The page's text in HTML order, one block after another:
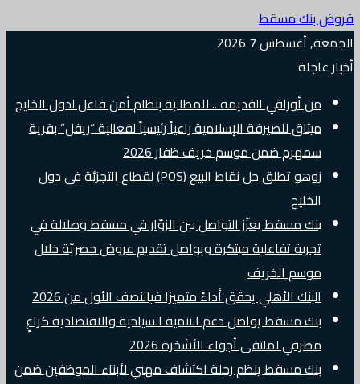
قروض بنك مسقط
الجمعة, أغسطس 7 2026
أخبار عاجلة
من أوراقي القديمة .. للمطالبة بنظام أمن فاعل لدول الخليج
ميثاق للصيرفة الإسلامية راعياً رئيسياً لفعالية “ريفل” بقرية
سمهرم ضمن موسم خريف ظفار 2026
زوهو تطلق حل نقاط البيع (POS) لقطاع التجزئة في دول
الخليج
بنك مسقط يعزّز التواصل بين الزوّار في مسقط وصلالة في
تجربة تفاعلية مبتكرة ويواصل تقديم عروض حصريّة خلال
موسم الخريف
البنك الأهلي يحقق أداءً متميزا فيالنصف الأول من 2026
بنك مسقط يواصل دعم التنمية السياحية والاقتصادية كراعٍ
مصرفي لملتقى أجواء الأشخرة 2026
بنك مسقط ينظم رحلة اكتشاف مهني لأبناء الموظفين ضمن